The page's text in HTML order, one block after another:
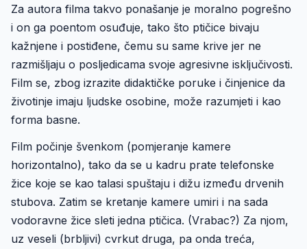
Za autora filma takvo ponašanje je moralno pogrešno
i on ga poentom osuđuje, tako što ptičice bivaju
kažnjene i postiđene, čemu su same krive jer ne
razmišljaju o posljedicama svoje agresivne isključivosti.
Film se, zbog izrazite didaktičke poruke i činjenice da
životinje imaju ljudske osobine, može razumjeti i kao
forma basne.
Film počinje švenkom (pomjeranje kamere
horizontalno), tako da se u kadru prate telefonske
žice koje se kao talasi spuštaju i dižu između drvenih
stubova. Zatim se kretanje kamere umiri i na sada
vodoravne žice sleti jedna ptičica. (Vrabac?) Za njom,
uz veseli (brbljivi) cvrkut druga, pa onda treća,